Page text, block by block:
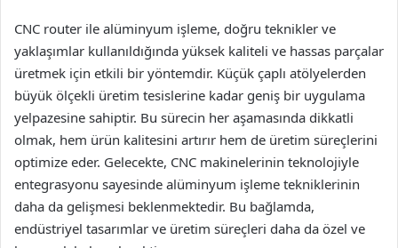
CNC router ile alüminyum işleme, doğru teknikler ve
yaklaşımlar kullanıldığında yüksek kaliteli ve hassas parçalar
üretmek için etkili bir yöntemdir. Küçük çaplı atölyelerden
büyük ölçekli üretim tesislerine kadar geniş bir uygulama
yelpazesine sahiptir. Bu sürecin her aşamasında dikkatli
olmak, hem ürün kalitesini artırır hem de üretim süreçlerini
optimize eder. Gelecekte, CNC makinelerinin teknolojiyle
entegrasyonu sayesinde alüminyum işleme tekniklerinin
daha da gelişmesi beklenmektedir. Bu bağlamda,
endüstriyel tasarımlar ve üretim süreçleri daha da özel ve